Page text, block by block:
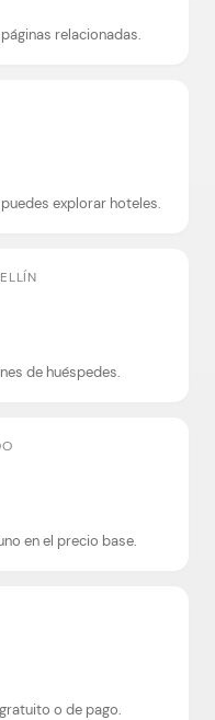
relacionadas.
explorar hoteles.
de huéspedes.
en el precio base.
o de pago.